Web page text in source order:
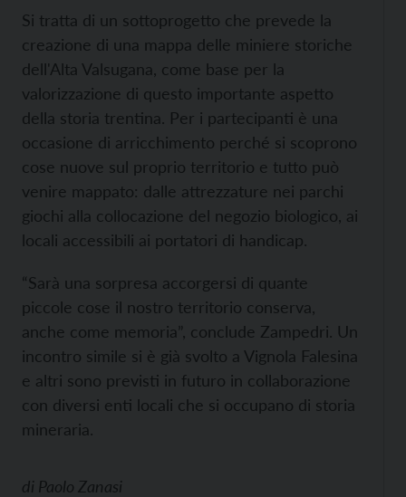
Si tratta di un sottoprogetto che prevede la
creazione di una mappa delle miniere storiche
dell'Alta Valsugana, come base per la
valorizzazione di questo importante aspetto
della storia trentina. Per i partecipanti è una
occasione di arricchimento perché si scoprono
cose nuove sul proprio territorio e tutto può
venire mappato: dalle attrezzature nei parchi
giochi alla collocazione del negozio biologico, ai
locali accessibili ai portatori di handicap.
“Sarà una sorpresa accorgersi di quante
piccole cose il nostro territorio conserva,
anche come memoria”, conclude Zampedri. Un
incontro simile si è già svolto a Vignola Falesina
e altri sono previsti in futuro in collaborazione
con diversi enti locali che si occupano di storia
mineraria.
di Paolo Zanasi